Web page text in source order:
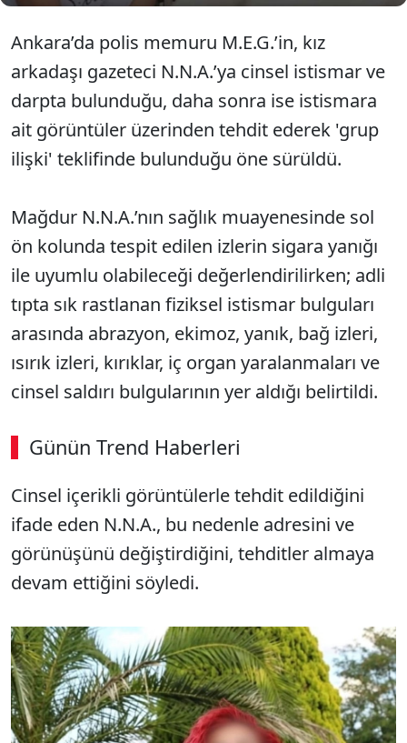
Ankara’da polis memuru M.E.G.’in, kız
arkadaşı gazeteci N.N.A.’ya cinsel istismar ve
darpta bulunduğu, daha sonra ise istismara
ait görüntüler üzerinden tehdit ederek 'grup
ilişki' teklifinde bulunduğu öne sürüldü.
Mağdur N.N.A.’nın sağlık muayenesinde sol
ön kolunda tespit edilen izlerin sigara yanığı
ile uyumlu olabileceği değerlendirilirken; adli
tıpta sık rastlanan fiziksel istismar bulguları
arasında abrazyon, ekimoz, yanık, bağ izleri,
ısırık izleri, kırıklar, iç organ yaralanmaları ve
cinsel saldırı bulgularının yer aldığı belirtildi.
Günün Trend Haberleri
00:03 / 09:08
Sesi Aç
Cinsel içerikli görüntülerle tehdit edildiğini
ifade eden N.N.A., bu nedenle adresini ve
görünüşünü değiştirdiğini, tehditler almaya
devam ettiğini söyledi.